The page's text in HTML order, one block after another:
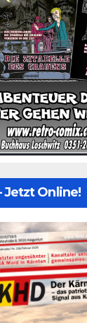
Jetzt Online!